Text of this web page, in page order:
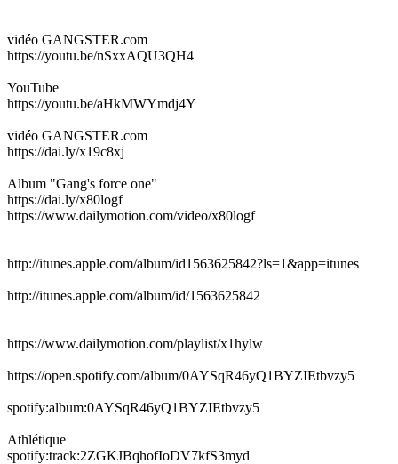
vidéo GANGSTER.com
https://youtu.be/nSxxAQU3QH4
YouTube
https://youtu.be/aHkMWYmdj4Y
vidéo GANGSTER.com
https://dai.ly/x19c8xj
Album "Gang's force one"
https://dai.ly/x80logf
https://www.dailymotion.com/video/x80logf
http://itunes.apple.com/album/id1563625842?ls=1&app=itunes
http://itunes.apple.com/album/id/1563625842
https://www.dailymotion.com/playlist/x1hylw
https://open.spotify.com/album/0AYSqR46yQ1BYZIEtbvzy5
spotify:album:0AYSqR46yQ1BYZIEtbvzy5
Athlétique
spotify:track:2ZGKJBqhofIoDV7kfS3myd